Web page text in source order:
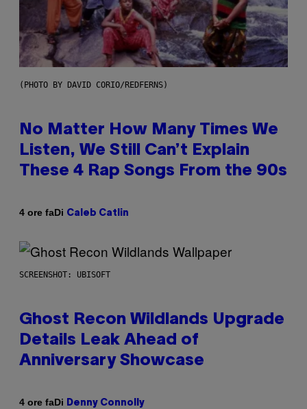
(PHOTO BY DAVID CORIO/REDFERNS)
No Matter How Many Times We
Listen, We Still Can’t Explain
These 4 Rap Songs From the 90s
4 ore faDi Caleb Catlin
SCREENSHOT: UBISOFT
Ghost Recon Wildlands Upgrade
Details Leak Ahead of
Anniversary Showcase
4 ore faDi Denny Connolly